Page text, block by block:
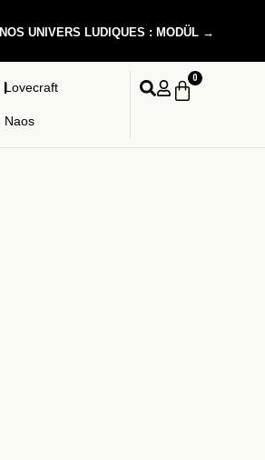
NOS UNIVERS LUDIQUES : MODÜL →
Lovecraft
Naos
0